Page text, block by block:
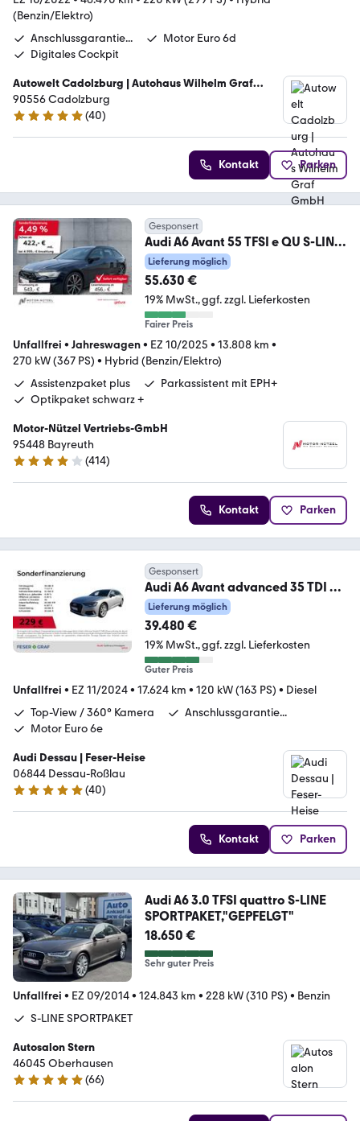
(Benzin/Elektro)
Anschlussgarantie...
Motor Euro 6d
Digitales Cockpit
Autowelt Cadolzburg | Autohaus Wilhelm Graf
GmbH
90556 Cadolzburg
4.9 Sterne
(40)
Kontakt Parken
Gesponsert
Audi A6 Avant 55 TFSI e QU S-LINE
MATRIX+NAVI+HuD+AHK
Lieferung möglich
55.630 €
19% MwSt. ggf. zzgl. Lieferkosten
Fairer Preis
Unfallfrei • Jahreswagen• EZ 10/2025 • 13.808 km •
270 kW (367 PS) • Hybrid (Benzin/Elektro)
Assistenzpaket plus
Parkassistent mit EPH+
Optikpaket schwarz +
Motor-Nützel Vertriebs-GmbH
95448 Bayreuth
4.2 Sterne
(414)
Kontakt Parken
Gesponsert
Audi A6 Avant advanced 35 TDI S
tronic Matrix-LED/VC+
Lieferung möglich
39.480 €
19% MwSt. ggf. zzgl. Lieferkosten
Guter Preis
Unfallfrei • EZ 11/2024• 17.624 km • 120 kW (163 PS) • Diesel
Top-View / 360° Kamera
Anschlussgarantie...
Motor Euro 6e
Audi Dessau | Feser-Heise
06844 Dessau-Roßlau
4.8 Sterne
(40)
Kontakt Parken
Audi A6 3.0 TFSI quattro S-LINE
SPORTPAKET,"GEPFELGT"
18.650 €
Sehr guter Preis
Unfallfrei • EZ 09/2014• 124.843 km • 228 kW (310 PS) • Benzin
S-LINE SPORTPAKET
Autosalon Stern
46045 Oberhausen
4.9 Sterne
(66)